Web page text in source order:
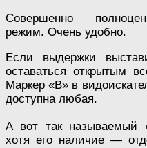
Совершенно
режим. Очень удобно.
Если выдержки
оставаться открытым
Маркер «В» в
доступна любая.
А вот так называемый
хотя его наличие —